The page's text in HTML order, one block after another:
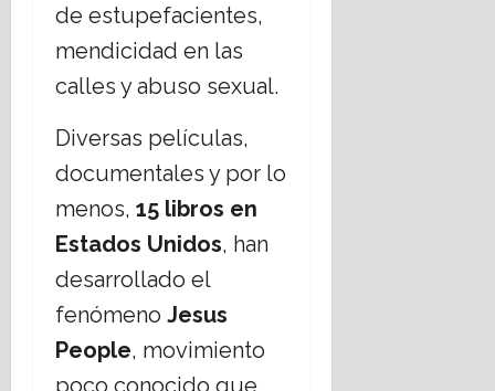
de estupefacientes,
mendicidad en las
calles y abuso sexual.
Diversas películas,
documentales y por lo
menos, 15 libros en
Estados Unidos, han
desarrollado el
fenómeno Jesus
People, movimiento
poco conocido que